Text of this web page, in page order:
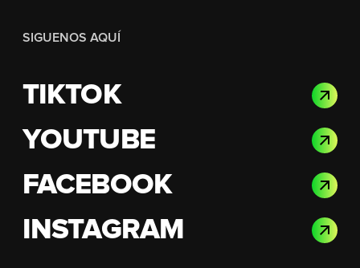
SIGUENOS AQUÍ
TIKTOK
YOUTUBE
FACEBOOK
INSTAGRAM